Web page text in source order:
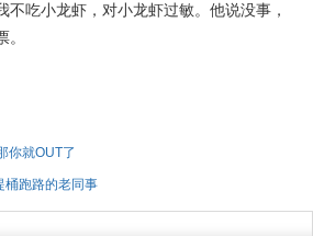
不吃小龙虾，对小龙虾过敏。他说没事，
你就OUT了
桶跑路的老同事